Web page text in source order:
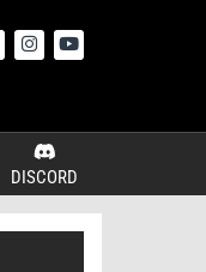
DISCORD